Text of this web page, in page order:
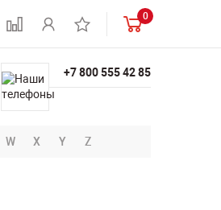
0
+7 800 555 42 85
W X Y Z